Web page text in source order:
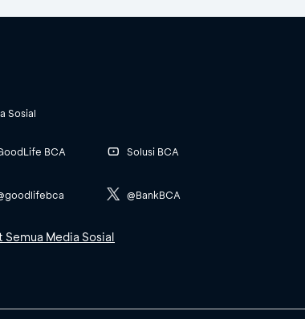
Sosial
BCA Solusi BCA
@BankBCA
Semua Media Sosial